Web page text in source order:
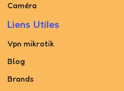
Caméra
Liens Utiles
Vpn mikrotik
Blog
Brands